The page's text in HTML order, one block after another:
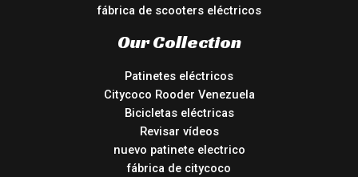
fábrica de scooters eléctricos
Our Collection
Patinetes eléctricos
Citycoco Rooder Venezuela
Bicicletas eléctricas
Revisar vídeos
nuevo patinete electrico
fábrica de citycoco